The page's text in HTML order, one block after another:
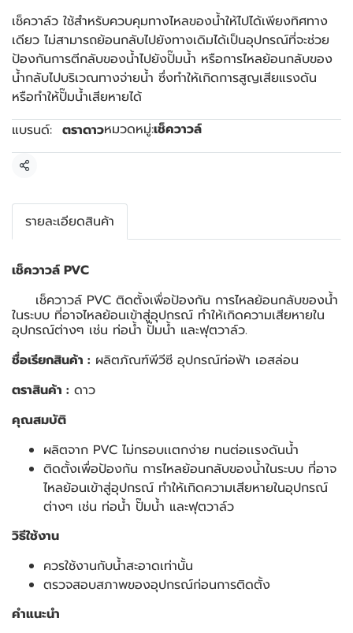
เช็ควาล์ว ใช้สำหรับควบคุมทางไหลของน้ำให้ไปได้เพียงทิศทาง
เดียว ไม่สามารถย้อนกลับไปยังทางเดิมได้เป็นอุปกรณ์ที่จะช่วย
ป้องกันการตีกลับของน้ำไปยังปั๊มน้ำ หรือการไหลย้อนกลับของ
น้ำกลับไปบริเวณทางจ่ายน้ำ ซึ่งทำให้เกิดการสูญเสียแรงดัน
หรือทำให้ปั๊มน้ำเสียหายได้
แบรนด์: ตราดาวหมวดหมู่:เช็ควาวล์
แชร์
รายละเอียดสินค้า
เช็ควาวล์ PVC
เช็ควาวล์ PVC ติดตั้งเพื่อป้องกัน การไหลย้อนกลับของน้ำ
ในระบบ ที่อาจไหลย้อนเข้าสู่อุปกรณ์ ทำให้เกิดความเสียหายใน
อุปกรณ์ต่างๆ เช่น ท่อน้ำ ปั๊มน้ำ และฟุตวาล์ว.
ชื่อเรียกสินค้า : ผลิตภัณฑ์พีวีซี อุปกรณ์ท่อฟ้า เอสล่อน
ตราสินค้า : ดาว
คุณสมบัติ
ผลิตจาก PVC ไม่กรอบเเตกง่าย ทนต่อเเรงดันน้ำ
ติดตั้งเพื่อป้องกัน การไหลย้อนกลับของน้ำในระบบ ที่อาจ
ไหลย้อนเข้าสู่อุปกรณ์ ทำให้เกิดความเสียหายในอุปกรณ์
ต่างๆ เช่น ท่อน้ำ ปั๊มน้ำ และฟุตวาล์ว
วิธีใช้งาน
ควรใช้งานกับน้ำสะอาดเท่านั้น
ตรวจสอบสภาพของอุปกรณ์ก่อนการติดตั้ง
คำแนะนำ